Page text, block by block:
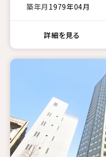
築年月 1979年04月
詳細を見る